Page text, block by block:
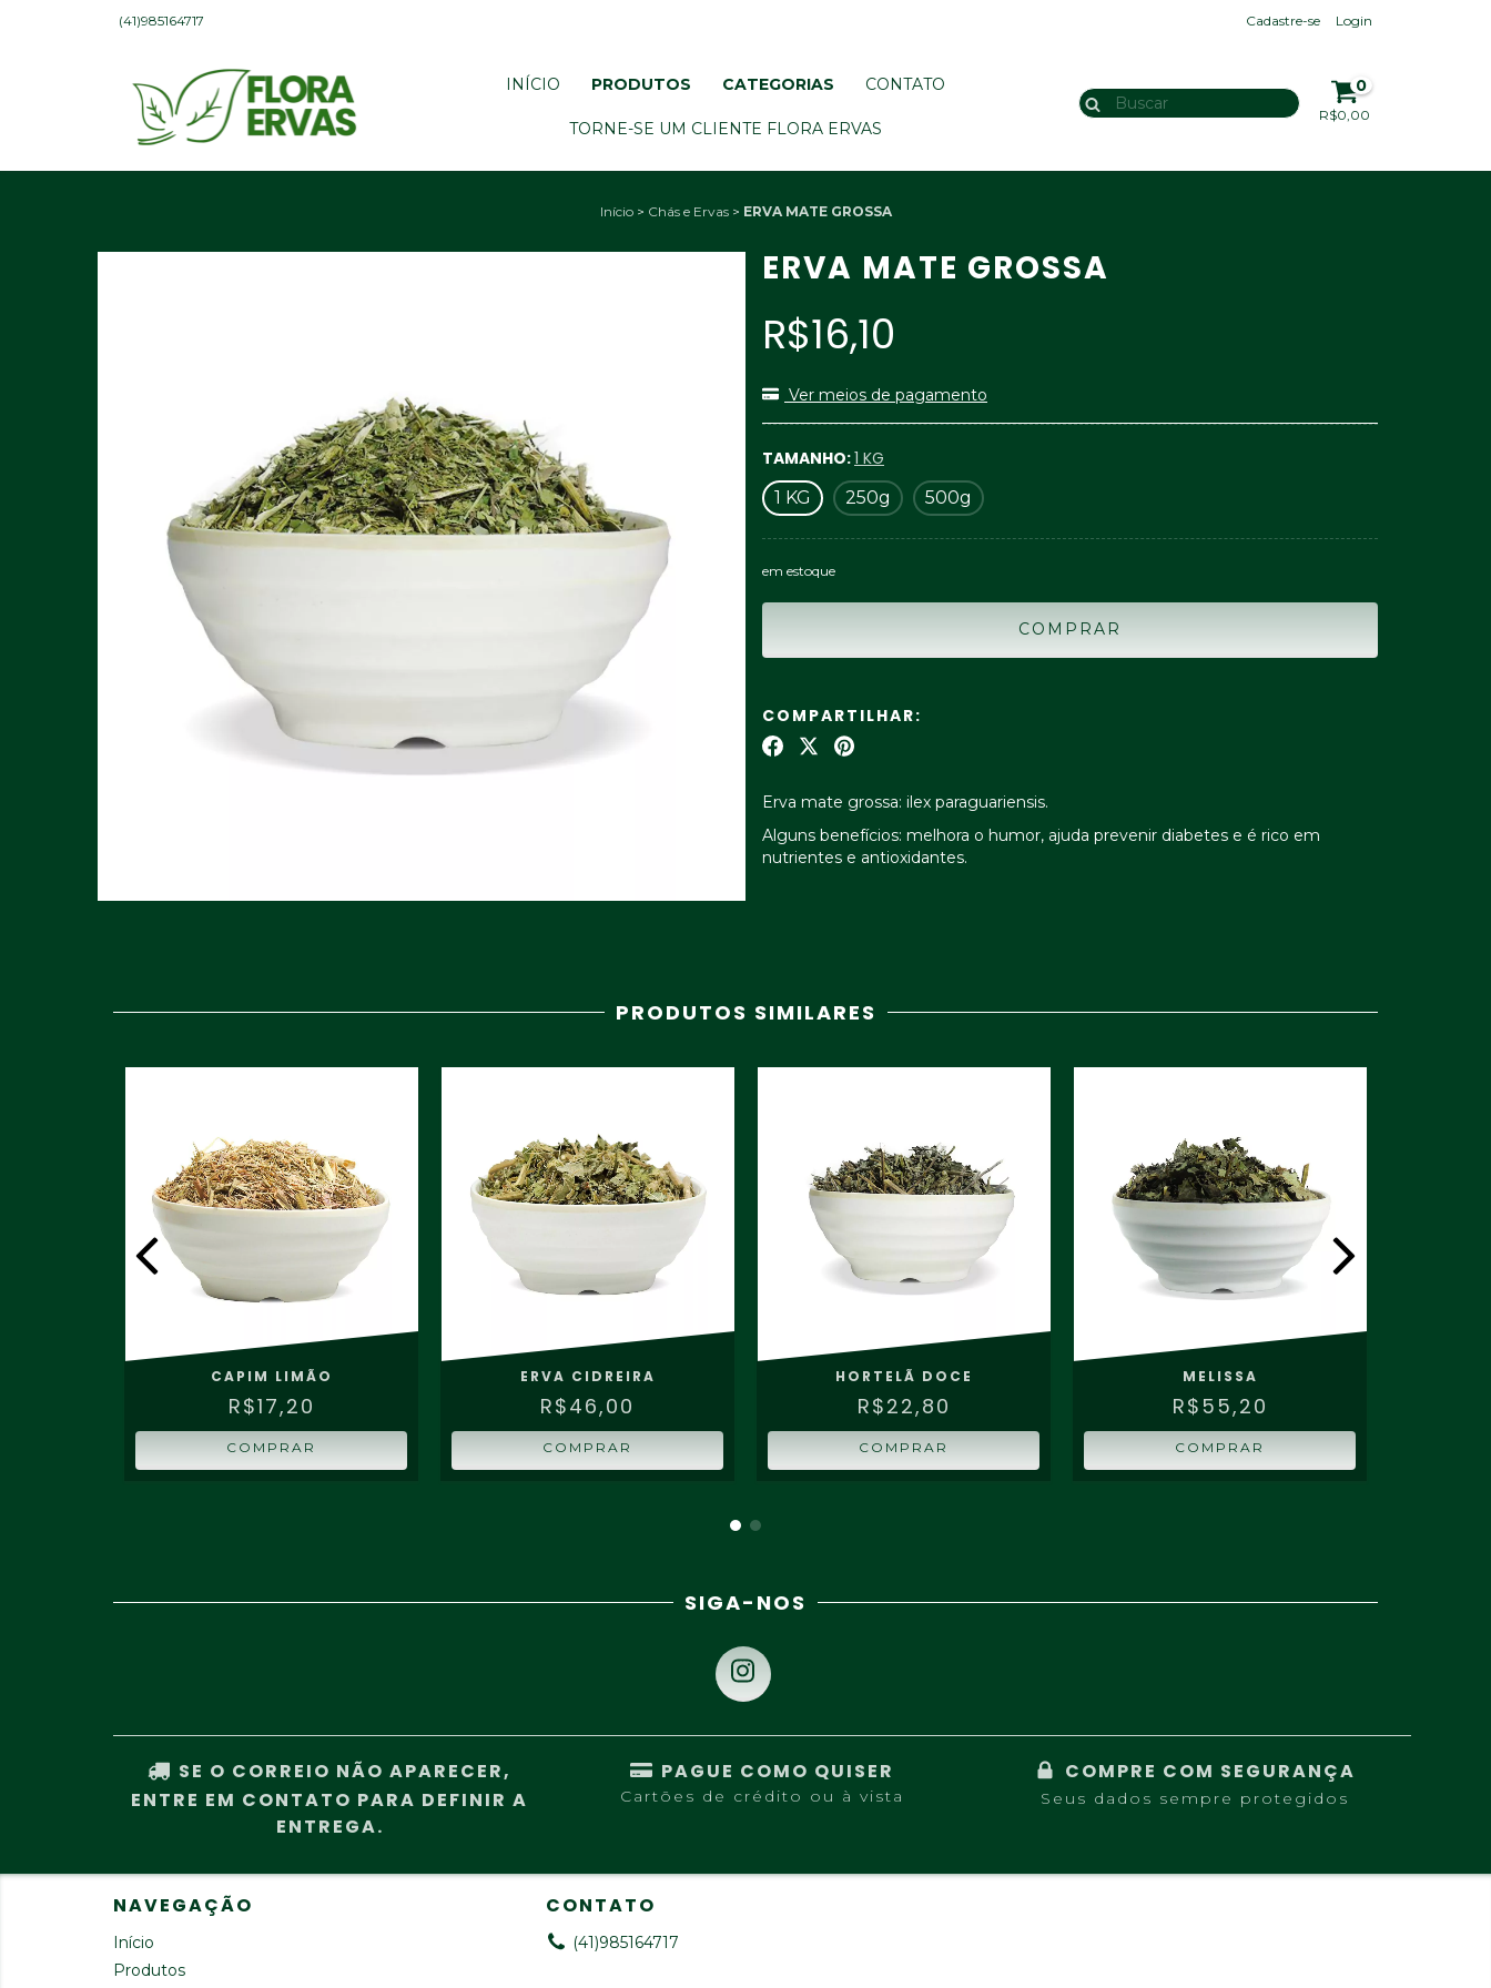
(41)985164717 Cadastre-se Login
INÍCIO PRODUTOS CATEGORIAS CONTATO
TORNE-SE UM CLIENTE FLORA ERVAS
0
R$0,00
Início > Chás e Ervas > ERVA MATE GROSSA
ERVA MATE GROSSA
R$16,10
Ver meios de pagamento
TAMANHO:1 KG
1 KG 250g 500g
em estoque
COMPARTILHAR:
Erva mate grossa: ilex paraguariensis.
Alguns benefícios: melhora o humor, ajuda prevenir diabetes e é rico em
nutrientes e antioxidantes.
PRODUTOS SIMILARES
CAPIM LIMÃO
R$17,20
COMPRAR
ERVA CIDREIRA
R$46,00
COMPRAR
HORTELÃ DOCE
R$22,80
COMPRAR
MELISSA
R$55,20
COMPRAR
SIGA-NOS
SE O CORREIO NÃO APARECER,
ENTRE EM CONTATO PARA DEFINIR A
ENTREGA.
PAGUE COMO QUISER
Cartões de crédito ou à vista
COMPRE COM SEGURANÇA
Seus dados sempre protegidos
NAVEGAÇÃO
Início
Produtos
CONTATO
(41)985164717